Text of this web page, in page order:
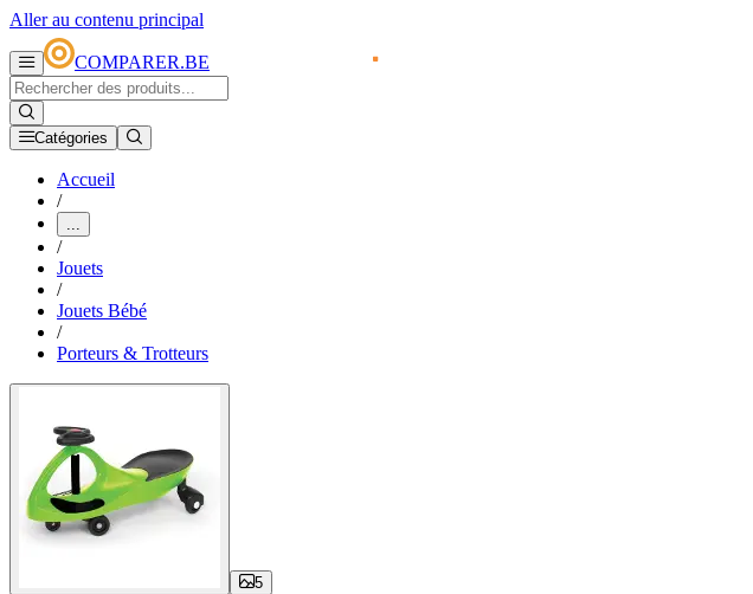
Aller au contenu principal
COMPARER.BE
Catégories
Accueil
/
...
/
Jouets
/
Jouets Bébé
/
Porteurs & Trotteurs
5